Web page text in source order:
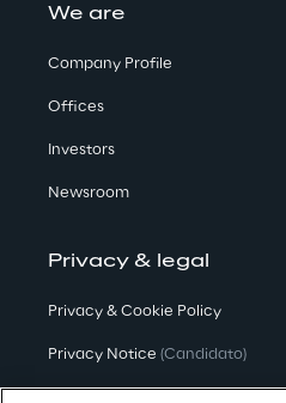
We are
Company Profile
Offices
Investors
Newsroom
Privacy & legal
Privacy & Cookie Policy
Privacy Notice (Candidato)